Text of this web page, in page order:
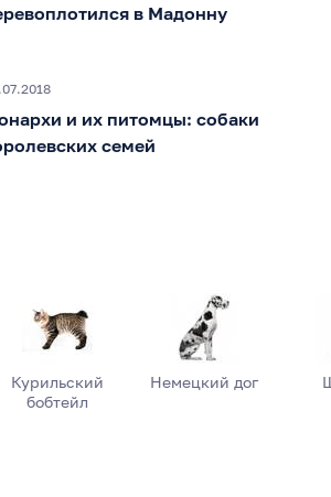
в Мадонну
и их питомцы: собаки
семей
Курильский
бобтейл
Немецкий дог